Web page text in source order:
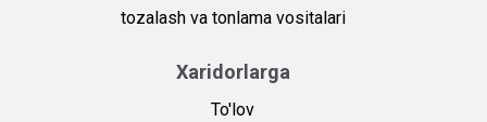
tozalash va tonlama vositalari
Xaridorlarga
To'lov